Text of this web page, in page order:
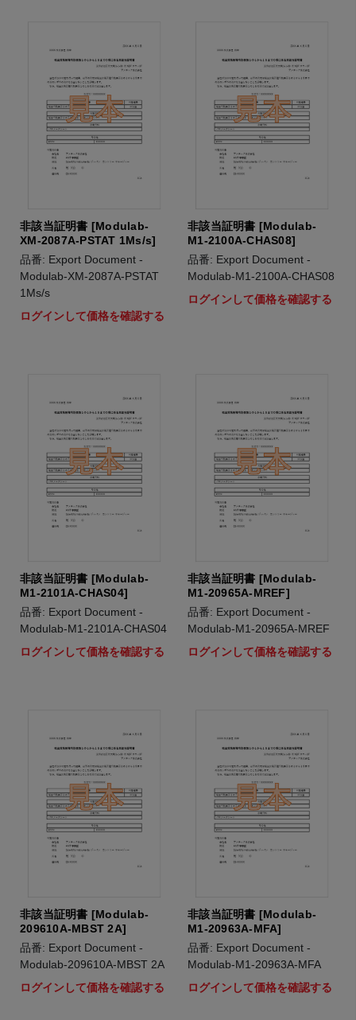
非該当証明書 [Modulab-
XM-2087A-PSTAT 1Ms/s]
品番: Export Document -
Modulab-XM-2087A-PSTAT
1Ms/s
ログインして価格を確認する
非該当証明書 [Modulab-
M1-2100A-CHAS08]
品番: Export Document -
Modulab-M1-2100A-CHAS08
ログインして価格を確認する
非該当証明書 [Modulab-
M1-2101A-CHAS04]
品番: Export Document -
Modulab-M1-2101A-CHAS04
ログインして価格を確認する
非該当証明書 [Modulab-
M1-20965A-MREF]
品番: Export Document -
Modulab-M1-20965A-MREF
ログインして価格を確認する
非該当証明書 [Modulab-
209610A-MBST 2A]
品番: Export Document -
Modulab-209610A-MBST 2A
ログインして価格を確認する
非該当証明書 [Modulab-
M1-20963A-MFA]
品番: Export Document -
Modulab-M1-20963A-MFA
ログインして価格を確認する